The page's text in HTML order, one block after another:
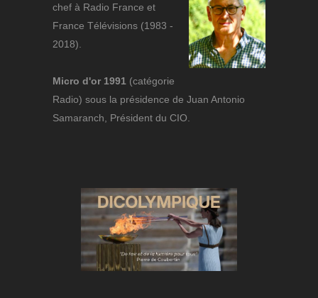
chef à Radio France et
France Télévisions (1983 -
2018).
Micro d'or 1991 (catégorie
Radio) sous la présidence de Juan Antonio
Samaranch, Président du CIO.